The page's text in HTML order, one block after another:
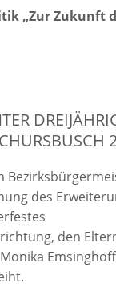
„Zur Zukunft
des
den